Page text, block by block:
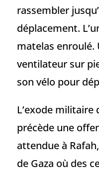
rassembler
déplacement.
matelas enroulé.
ventilateur sur
son vélo pour
L’exode militaire
précède une
attendue à
de Gaza où des